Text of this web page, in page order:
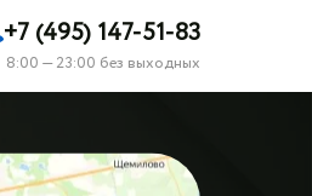
+7 (495) 147-51-83
8:00 — 23:00 без выходных